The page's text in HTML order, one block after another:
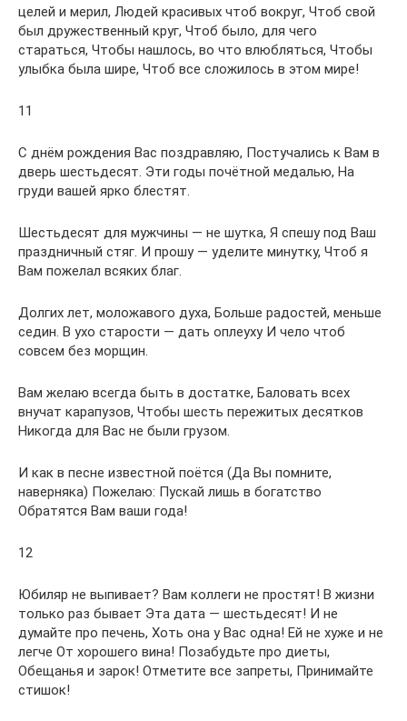
целей и мерил, Людей красивых чтоб вокруг, Чтоб свой
был дружественный круг, Чтоб было, для чего
стараться, Чтобы нашлось, во что влюбляться, Чтобы
улыбка была шире, Чтоб все сложилось в этом мире!
11
С днём рождения Вас поздравляю, Постучались к Вам в
дверь шестьдесят. Эти годы почётной медалью, На
груди вашей ярко блестят.
Шестьдесят для мужчины — не шутка, Я спешу под Ваш
праздничный стяг. И прошу — уделите минутку, Чтоб я
Вам пожелал всяких благ.
Долгих лет, моложавого духа, Больше радостей, меньше
седин. В ухо старости — дать оплеуху И чело чтоб
совсем без морщин.
Вам желаю всегда быть в достатке, Баловать всех
внучат карапузов, Чтобы шесть пережитых десятков
Никогда для Вас не были грузом.
И как в песне известной поётся (Да Вы помните,
наверняка) Пожелаю: Пускай лишь в богатство
Обратятся Вам ваши года!
12
Юбиляр не выпивает? Вам коллеги не простят! В жизни
только раз бывает Эта дата — шестьдесят! И не
думайте про печень, Хоть она у Вас одна! Ей не хуже и не
легче От хорошего вина! Позабудьте про диеты,
Обещанья и зарок! Отметите все запреты, Принимайте
стишок!